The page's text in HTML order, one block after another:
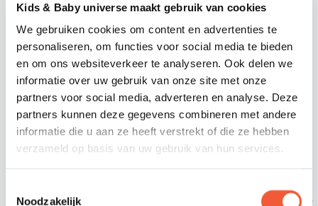
Kids & Baby universe maakt gebruik van cookies
We gebruiken cookies om content en advertenties te
personaliseren, om functies voor social media te bieden
en om ons websiteverkeer te analyseren. Ook delen we
informatie over uw gebruik van onze site met onze
partners voor social media, adverteren en analyse. Deze
partners kunnen deze gegevens combineren met andere
informatie die u aan ze heeft verstrekt of die ze hebben
verzameld op basis van uw gebruik van hun services.
Noodzakelijk
Rijksmuseum!
Nijntje houdt van kunst, en jij misschien ook! In het gloednieuwe
prentenboek nijntje x rijksmuseum neemt ze je mee langs prachtige
schilderijen en beelden uit het beroemde Rijksmuseum in
Amsterdam. Een ontdekkingstocht vol kleur, vormen en
verrassingen – speciaal voor kinderen én hun (groot)ouders.
Samen kijken, samen praten
een tekening van Dick Bruna? In dit boek staan de herkenbare
illustraties van nijntje naast echte kunstwerken uit het museum. Door